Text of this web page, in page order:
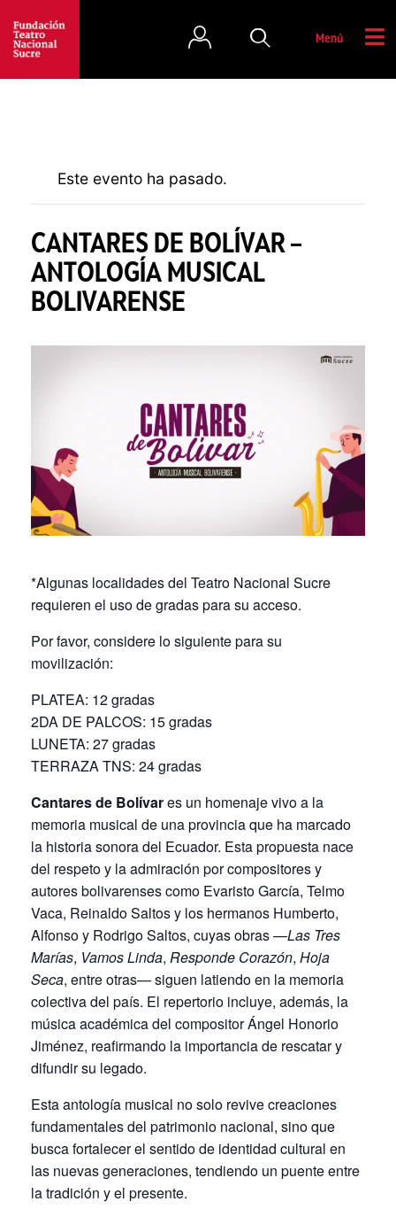
Menú
Este evento ha pasado.
CANTARES DE BOLÍVAR –
ANTOLOGÍA MUSICAL
BOLIVARENSE
*Algunas localidades del Teatro Nacional Sucre
requieren el uso de gradas para su acceso.
Por favor, considere lo siguiente para su
movilización:
PLATEA: 12 gradas
2DA DE PALCOS: 15 gradas
LUNETA: 27 gradas
TERRAZA TNS: 24 gradas
Cantares de Bolívares un homenaje vivo a la
memoria musical de una provincia que ha marcado
la historia sonora del Ecuador. Esta propuesta nace
del respeto y la admiración por compositores y
autores bolivarenses como Evaristo García, Telmo
Vaca, Reinaldo Saltos y los hermanos Humberto,
Alfonso y Rodrigo Saltos, cuyas obras —Las Tres
Marías, Vamos Linda, Responde Corazón, Hoja
Seca, entre otras— siguen latiendo en la memoria
colectiva del país. El repertorio incluye, además, la
música académica del compositor Ángel Honorio
Jiménez, reafirmando la importancia de rescatar y
difundir su legado.
Esta antología musical no solo revive creaciones
fundamentales del patrimonio nacional, sino que
busca fortalecer el sentido de identidad cultural en
las nuevas generaciones, tendiendo un puente entre
la tradición y el presente.